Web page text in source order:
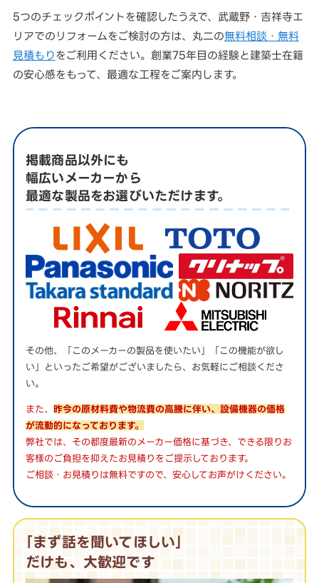
5つのチェックポイントを確認したうえで、武蔵野・吉祥寺エ
リアでのリフォームをご検討の方は、丸二の無料相談・無料
見積もりをご利用ください。創業75年目の経験と建築士在籍
の安心感をもって、最適な工程をご案内します。
掲載商品以外にも
幅広いメーカーから
最適な製品をお選びいただけます。
その他、「このメーカーの製品を使いたい」「この機能が欲し
い」といったご希望がございましたら、お気軽にご相談くださ
い。
また、
昨今の原材料費や物流費の高騰に伴い、設備機器の価格
が流動的になっております。
弊社では、その都度最新のメーカー価格に基づき、できる限りお
客様のご負担を抑えたお見積りをご提示しております。
ご相談・お見積りは無料ですので、安心してお声がけください。
｢まず話を聞いてほしい｣
だけも、大歓迎です